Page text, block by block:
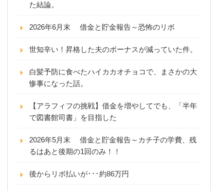
た結論。
2026年6月末 借金と貯金報告～恐怖のリボ
世知辛い！昇格した夫のボーナスが減っていた件。
白髪予防に食べたハイカカオチョコで、まさかの大
惨事になった話。
【アラフィフの挑戦】借金を増やしてでも、「半年
で図書館司書」を目指した
2026年5月末 借金と貯金報告～カチ子の学費、残
るはあと後期の1回のみ！！
後からリボ払いが･･･約86万円